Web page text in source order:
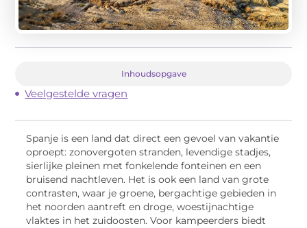
Inhoudsopgave
Veelgestelde vragen
Spanje is een land dat direct een gevoel van vakantie
oproept: zonovergoten stranden, levendige stadjes,
sierlijke pleinen met fonkelende fonteinen en een
bruisend nachtleven. Het is ook een land van grote
contrasten, waar je groene, bergachtige gebieden in
het noorden aantreft en droge, woestijnachtige
vlaktes in het zuidoosten. Voor kampeerders biedt